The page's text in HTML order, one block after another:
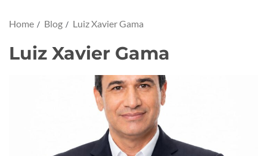
Home Blog Luiz Xavier Gama
Luiz Xavier Gama